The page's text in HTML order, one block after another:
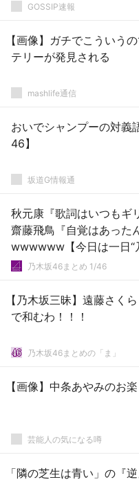
GOSSIP速報
【画像】ガチでこういう
テリーが発見される
mashlife通信
おいでシャンプーの対義
46】
坂道G情報通
秋元康『歌詞はいつもギ
齋藤飛鳥『自覚はあった
wwwwww【今日は一日“
乃木坂46まとめ 1/46
【乃木坂三昧】遠藤さく
で和むわ！！！
乃木坂46まとめの「ま」
【画像】中条あやみのお
芸能人の気になる噂
「隣の芝生は青い」の『